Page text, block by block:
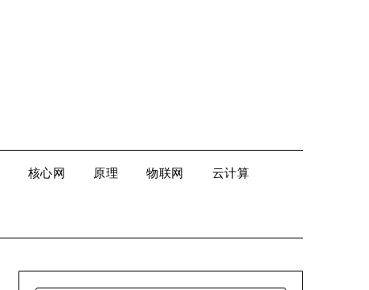
核心网 原理 物联网 云计算